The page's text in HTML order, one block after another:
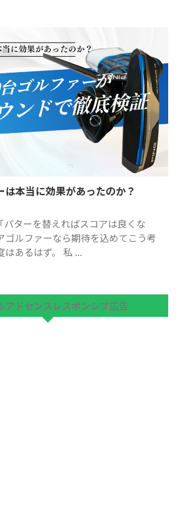
は本当に効果があったのか？
パターを替えればスコアは良くな
ゴルファーなら期待を込めてこう考
はあるはず。 私 ...
アドセンスレスポンシブ広告